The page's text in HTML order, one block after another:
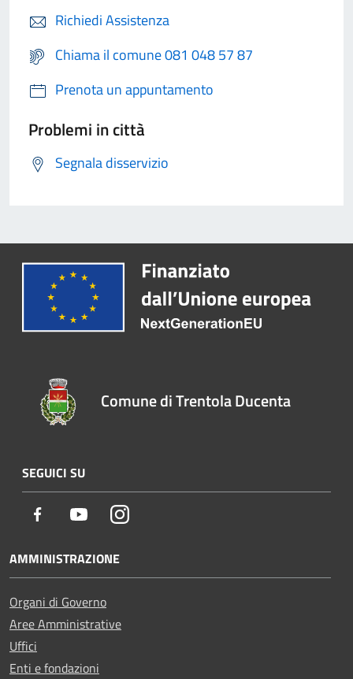
Richiedi Assistenza
Chiama il comune 081 048 57 87
Prenota un appuntamento
Problemi in città
Segnala disservizio
Comune di Trentola Ducenta
SEGUICI SU
Facebook YoutubeInstagram
AMMINISTRAZIONE
Organi di Governo
Aree Amministrative
Uffici
Enti e fondazioni